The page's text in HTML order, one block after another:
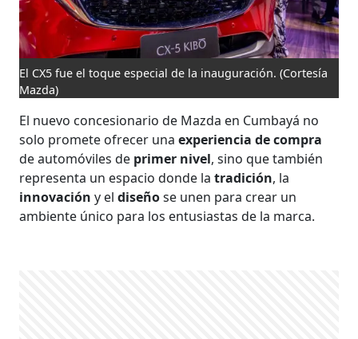
El CX5 fue el toque especial de la inauguración. (Cortesía
Mazda)
El nuevo concesionario de Mazda en Cumbayá no
solo promete ofrecer unaexperiencia de compra
de automóviles de primer nivel, sino que también
representa un espacio donde latradición, la
innovacióny eldiseñose unen para crear un
ambiente único para los entusiastas de la marca.